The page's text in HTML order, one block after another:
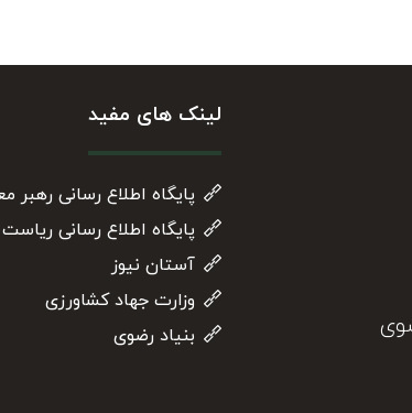
لینک های مفید
پایگاه اطلاع رسانی رهبر
پایگاه اطلاع رسانی
آستان نیوز
وزارت جهاد کشاورزی
بنیاد رضوی